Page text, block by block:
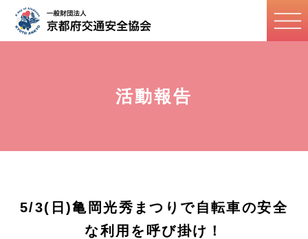
活動報告
5/3(日)亀岡光秀まつりで自転車の安全
な利用を呼び掛け！